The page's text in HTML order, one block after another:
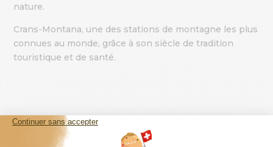
nature.
Crans-Montana, une des stations de montagne les plus
connues au monde, grâce à son siècle de tradition
touristique et de santé.
UNE SITUATION IDÉALE